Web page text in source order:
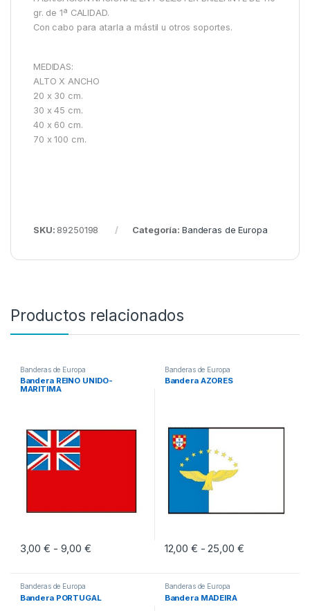
gr. de 1ª CALIDAD.
Con cabo para atarla a mástil u otros soportes.
MEDIDAS:
ALTO X ANCHO
20 x 30 cm.
30 x 45 cm.
40 x 60 cm.
70 x 100 cm.
SKU: 89250198 Categoría: Banderas de Europa
Productos relacionados
Banderas de Europa
Bandera REINO UNIDO-
MARITIMA
3,00€ - 9,00 €Rango de precios: desde 3,00 € hasta 9,00 €
Banderas de Europa
Bandera AZORES
12,00 € - 25,00 €Rango de
Banderas de Europa
Bandera PORTUGAL
Banderas de Europa
Bandera MADEIRA